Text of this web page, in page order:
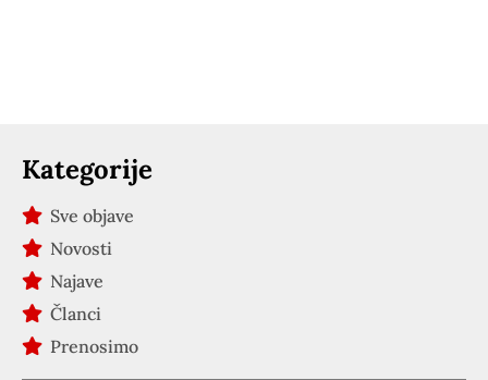
Kategorije
Sve objave
Novosti
Najave
Članci
Prenosimo